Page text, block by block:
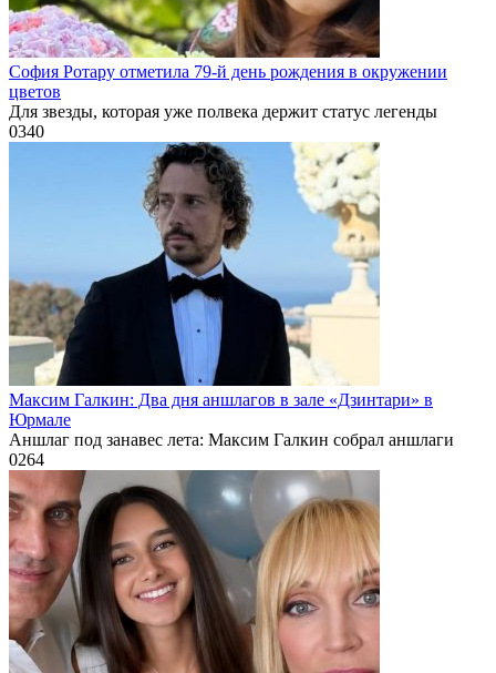
София Ротару отметила 79-й день рождения в окружении
цветов
Для звезды, которая уже полвека держит статус легенды
0340
Максим Галкин: Два дня аншлагов в зале «Дзинтари» в
Юрмале
Аншлаг под занавес лета: Максим Галкин собрал аншлаги
0264